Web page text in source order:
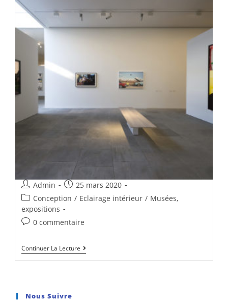
Admin
25 mars 2020
Conception / Eclairage intérieur / Musées,
expositions
0 commentaire
Continuer La Lecture
Nous Suivre